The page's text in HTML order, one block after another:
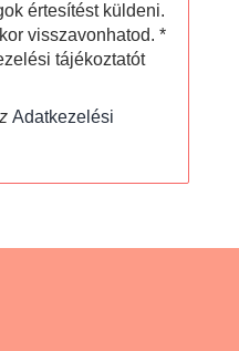
értesítést küldeni.
visszavonhatod. *
tájékoztatót
Adatkezelési